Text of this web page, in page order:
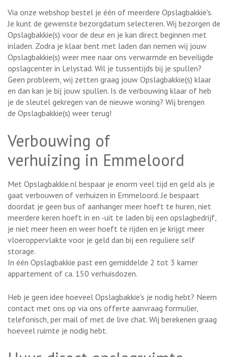
Via onze webshop bestel je één of meerdere Opslagbakkie's.
Je kunt de gewenste bezorgdatum selecteren. Wij bezorgen de
Opslagbakkie(s) voor de deur en je kan direct beginnen met
inladen. Zodra je klaar bent met laden dan nemen wij jouw
Opslagbakkie(s) weer mee naar ons verwarmde en beveiligde
opslagcenter in Lelystad. Wil je tussentijds bij je spullen?
Geen probleem, wij zetten graag jouw Opslagbakkie(s) klaar
en dan kan je bij jouw spullen. Is de verbouwing klaar of heb
je de sleutel gekregen van de nieuwe woning? Wij brengen
de Opslagbakkie(s) weer terug!
Verbouwing of
verhuizing in Emmeloord
Met Opslagbakkie.nl bespaar je enorm veel tijd en geld als je
gaat verbouwen of verhuizen in Emmeloord. Je bespaart
doordat je geen bus of aanhanger meer hoeft te huren, niet
meerdere keren hoeft in en -uit te laden bij een opslagbedrijf,
je niet meer heen en weer hoeft te rijden en je krijgt meer
vloeroppervlakte voor je geld dan bij een reguliere self
storage.
In één Opslagbakkie past een gemiddelde 2 tot 3 kamer
appartement of ca. 150 verhuisdozen.
Heb je geen idee hoeveel Opslagbakkie's je nodig hebt? Neem
contact met ons op via ons offerte aanvraag formulier,
telefonisch, per mail of met de live chat. Wij berekenen graag
hoeveel ruimte je nodig hebt.